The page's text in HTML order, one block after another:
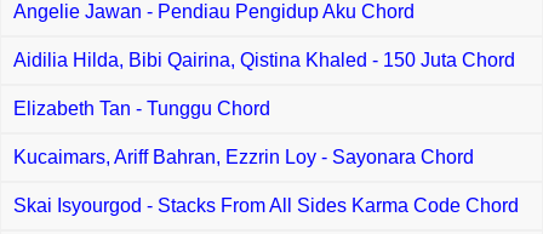
Angelie Jawan - Pendiau Pengidup Aku Chord
Aidilia Hilda, Bibi Qairina, Qistina Khaled - 150 Juta Chord
Elizabeth Tan - Tunggu Chord
Kucaimars, Ariff Bahran, Ezzrin Loy - Sayonara Chord
Skai Isyourgod - Stacks From All Sides Karma Code Chord